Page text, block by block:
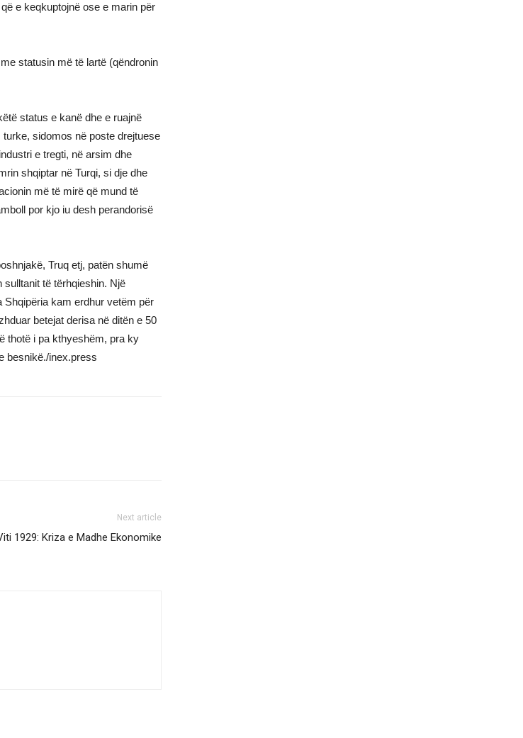
e keqkuptojnë ose e marin për
statusin më të lartë (qëndronin
status e kanë dhe e ruajnë
sidomos në poste drejtuese
e tregti, në arsim dhe
shqiptar në Turqi, si dje dhe
më të mirë që mund të
por kjo iu desh perandorisë
Truq etj, patën shumë
të tërhqieshin. Një
Shqipëria kam erdhur vetëm për
betejat derisa në ditën e 50
thotë i pa kthyeshëm, pra ky
besnikë./inex.press
Next article
1929: Kriza e Madhe Ekonomike